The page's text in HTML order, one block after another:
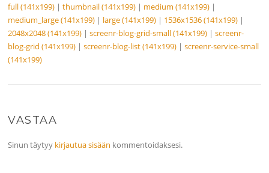
full (141x199) |thumbnail (141x199) | medium (141x199) |
medium_large (141x199) | large (141x199) | 1536x1536 (141x199) |
2048x2048 (141x199) |screenr-blog-grid-small (141x199) |screenr-
blog-grid (141x199) |screenr-blog-list (141x199) |screenr-service-small
(141x199)
VASTAA
Sinun täytyy kirjautua sisään kommentoidaksesi.